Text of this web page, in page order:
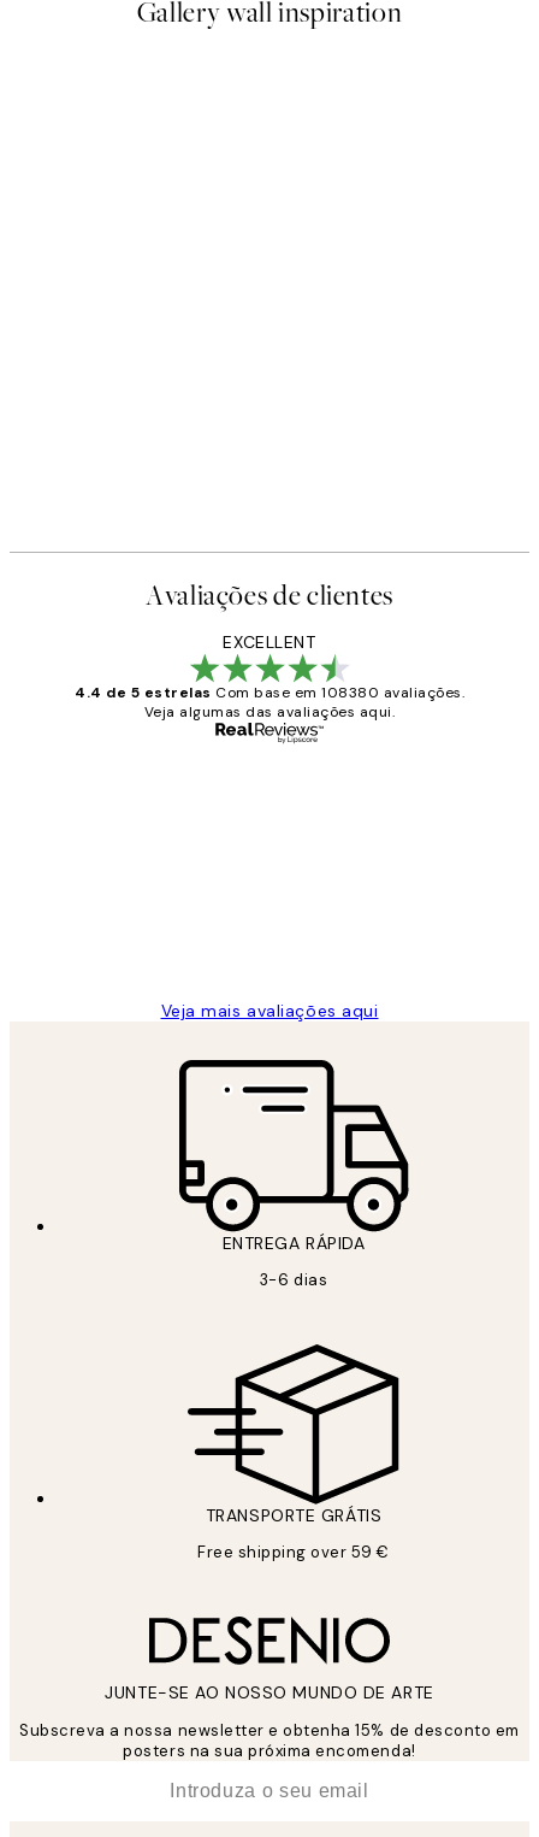
Gallery wall inspiration
Avaliações de clientes
EXCELLENT
4.4 de 5 estrelas Com base em 108380 avaliações.
Veja algumas das avaliações aqui.
Veja mais avaliações aqui
ENTREGA RÁPIDA
3-6 dias
TRANSPORTE GRÁTIS
Free shipping over 59 €
JUNTE-SE AO NOSSO MUNDO DE ARTE
Subscreva a nossa newsletter e obtenha 15% de desconto em
posters na sua próxima encomenda!